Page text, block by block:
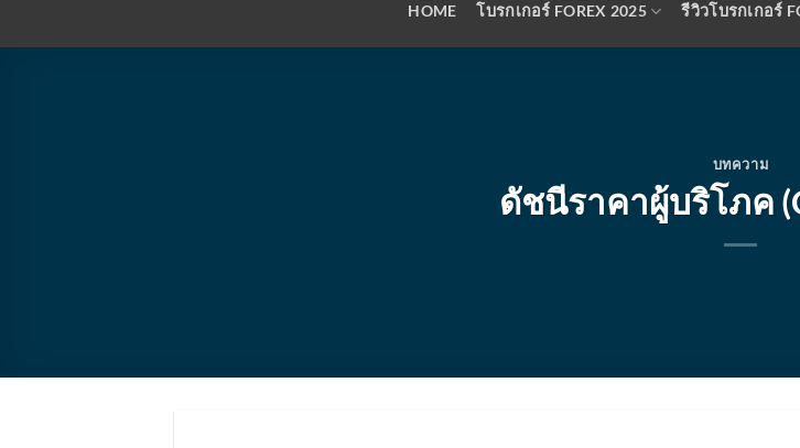
HOME โบรกเกอร์ FOREX 2025 รีวิวโบรกเกอร์
บทความ
ดัชนีราคาผู้บริโภค